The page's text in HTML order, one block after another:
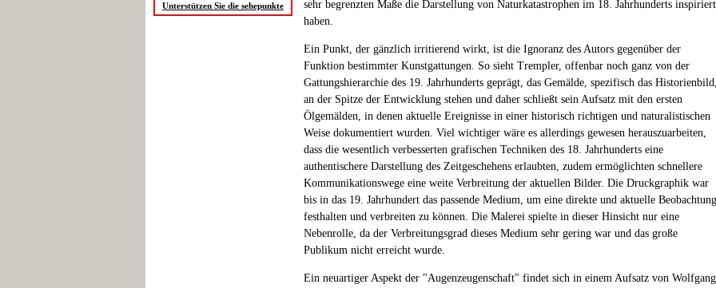
Unterstützen Sie die sehepunkte
sehr begrenzten Maße die Darstellung von Naturkatastrophen im 18. Jahrhunderts inspiriert
haben.
Ein Punkt, der gänzlich irritierend wirkt, ist die Ignoranz des Autors gegenüber der
Funktion bestimmter Kunstgattungen. So sieht Trempler, offenbar noch ganz von der
Gattungshierarchie des 19. Jahrhunderts geprägt, das Gemälde, spezifisch das
an der Spitze der Entwicklung stehen und daher schließt sein Aufsatz mit den ersten
Ölgemälden, in denen aktuelle Ereignisse in einer historisch richtigen und naturalistischen
Weise dokumentiert wurden. Viel wichtiger wäre es allerdings gewesen herauszuarbeiten,
dass die wesentlich verbesserten grafischen Techniken des 18. Jahrhunderts eine
authentischere Darstellung des Zeitgeschehens erlaubten, zudem ermöglichten schnellere
Kommunikationswege eine weite Verbreitung der aktuellen Bilder. Die Druckgraphik war
bis in das 19. Jahrhundert das passende Medium, um eine direkte und aktuelle Beobachtung
festhalten und verbreiten zu können. Die Malerei spielte in dieser Hinsicht nur eine
Nebenrolle, da der Verbreitungsgrad dieses Medium sehr gering war und das große
Publikum nicht erreicht wurde.
Ein neuartiger Aspekt der "Augenzeugenschaft" findet sich in einem Aufsatz von Wolfgang